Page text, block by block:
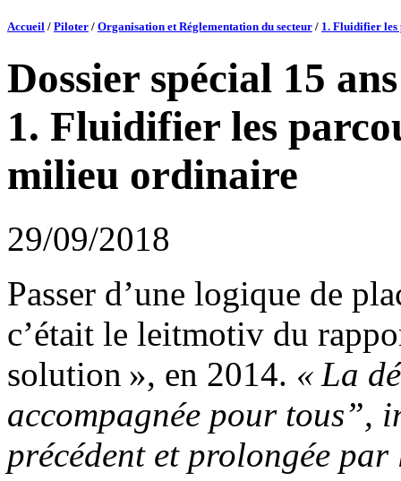
Accueil / Piloter / Organisation et Réglementation du secteur / 1. Fluidifier les
Dossier spécial 15
1. Fluidifier les
milieu ordinaire
29/09/2018
Passer d’une logique de
c’était le leitmotiv du
solution », en 2014. « La
accompagnée pour tous”,
précédent et prolongée